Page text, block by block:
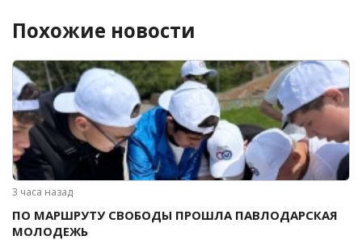
Похожие новости
3 часа назад
ПО МАРШРУТУ СВОБОДЫ ПРОШЛА ПАВЛОДАРСКАЯ
МОЛОДЕЖЬ